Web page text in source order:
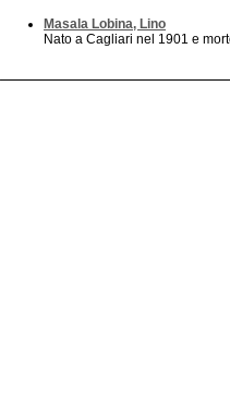
Masala Lobina, Lino
Nato a Cagliari nel 1901 e